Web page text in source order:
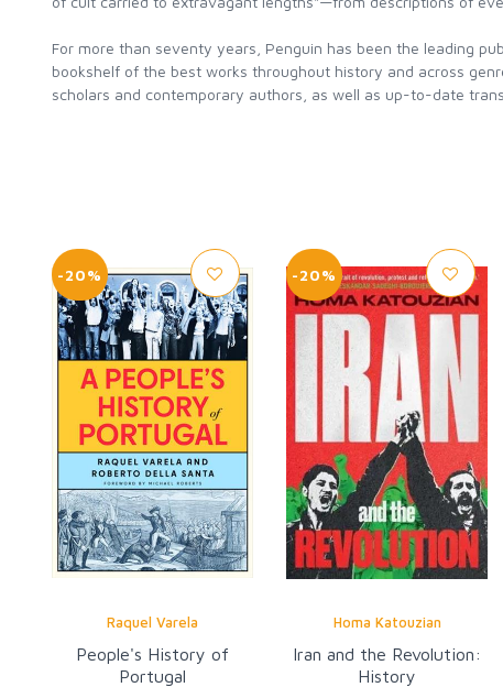
For more than seventy years, Penguin has been the leading
bookshelf of the best works throughout history and across
scholars and contemporary authors, as well as up-to-date
-20%
Raquel Varela
People's History of
Portugal
-20%
Homa Katouzian
Iran and the Revolution:
History